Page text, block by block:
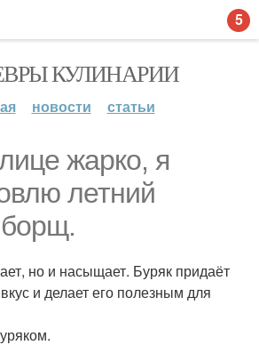
КУЛИНАРИИ
новости статьи
жарко, я
летний
но и насыщает. Буряк придаёт
и делает его полезным для
5